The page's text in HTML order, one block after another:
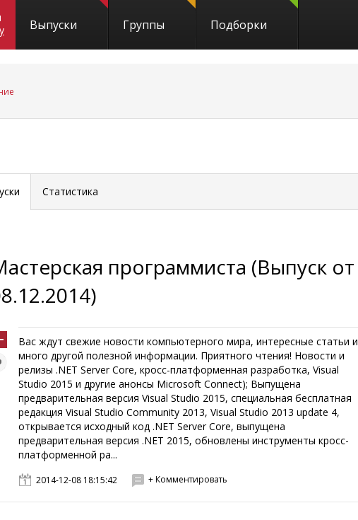
Выпуски Группы Подборки
Статистика
программиста (Выпуск от
Вас ждут свежие новости компьютерного мира, интересные статьи и
много другой полезной информации. Приятного чтения! Новости и
релизы .NET Server Core, кросс-платформенная разработка, Visual
Studio 2015 и другие анонсы Microsoft Connect); Выпущена
предварительная версия Visual Studio 2015, специальная бесплатная
редакция Visual Studio Community 2013, Visual Studio 2013 update 4,
открывается исходный код .NET Server Core, выпущена
предварительная версия .NET 2015, обновлены инструменты кросс-
платформенной ра...
2014-12-08 18:15:42 + Комментировать